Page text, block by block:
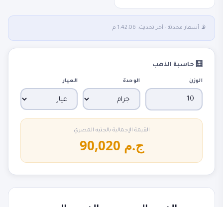
📡 أسعار محدثة - آخر تحديث: 1:42:06 م
🧮 حاسبة الذهب
الوزن الوحدة العيار
القيمة الإجمالية بالجنيه المصري
90,020 ج.م